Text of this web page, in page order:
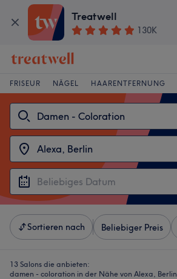
Treatwell
130K
FRISEUR NÄGEL HAARENTFERNUNG
Sortieren nach Beliebiger Preis
13 Salons die anbieten:
damen - coloration in der Nähe von Alexa, Berlin